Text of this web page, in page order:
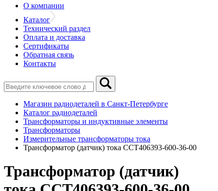
О компании
Каталог
Технический раздел
Оплата и доставка
Сертификаты
Обратная связь
Контакты
Магазин радиодеталей в Санкт-Петербурге
Каталог радиодеталей
Трансформаторы и индуктивные элементы
Трансформаторы
Измерительные трансформаторы тока
Трансформатор (датчик) тока CCT406393-600-36-00
Трансформатор (датчик)